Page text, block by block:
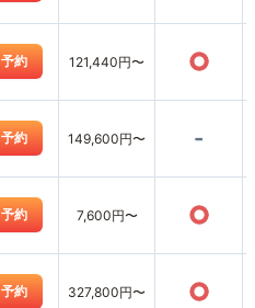
予約 121,440円〜 ○
予約 149,600円〜 -
予約 7,600円〜 ○
予約 327,800円〜 ○